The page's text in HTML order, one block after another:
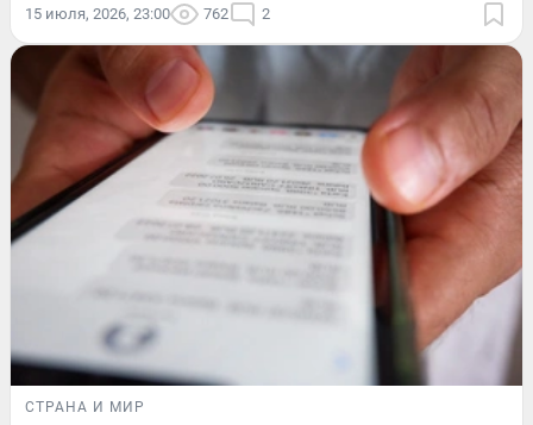
15 июля, 2026, 23:00 762 2
СТРАНА И МИР